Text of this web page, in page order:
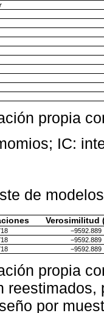
propia
IC:
de
Verosimilitud
−9592.889
−9592.889
−9592.889
propia
por